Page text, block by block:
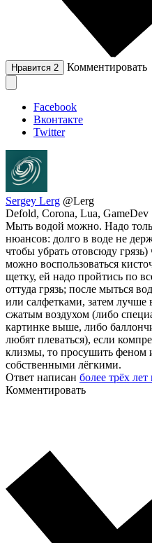
Нравится 2 Комментировать
Facebook
Вконтакте
Twitter
Sergey Lerg @Lerg
Defold, Corona, Lua, GameDev
Мыть водой можно. Надо
нюансов: долго в воде не
чтобы убрать отовсюду
можно воспользоваться
щетку, ей надо пройтись по
оттуда грязь; после мыться
или салфетками, затем лучше
сжатым воздухом (либо
картинке выше, либо
любят плеваться), если
клизмы, то просушить феном
собственными лёгкими.
Ответ написан более трёх лет
Комментировать